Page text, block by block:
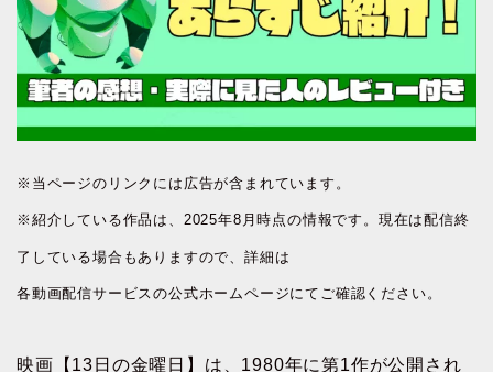
※当ページのリンクには広告が含まれています。
※紹介している作品は、2025年8月時点の情報です。現在は配信終
了している場合もありますので、詳細は
各動画配信サービスの公式ホームページにてご確認ください。
映画【13日の金曜日】は、1980年に第1作が公開され